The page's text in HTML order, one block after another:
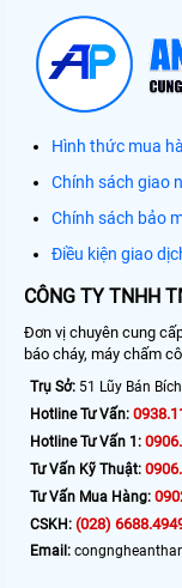
Hình thức mua
Chính sách giao
Chính sách bảo
Điều kiện giao
CÔNG TY TNHH
Đơn vị chuyên cung
báo cháy, máy chấm
Trụ Sở: 51 Lũy Bán
Hotline Tư Vấn:
Hotline Tư Vấn 1:
Tư Vấn Kỹ Thuật:
Tư Vấn Mua Hàng:
CSKH: (028)
Email: